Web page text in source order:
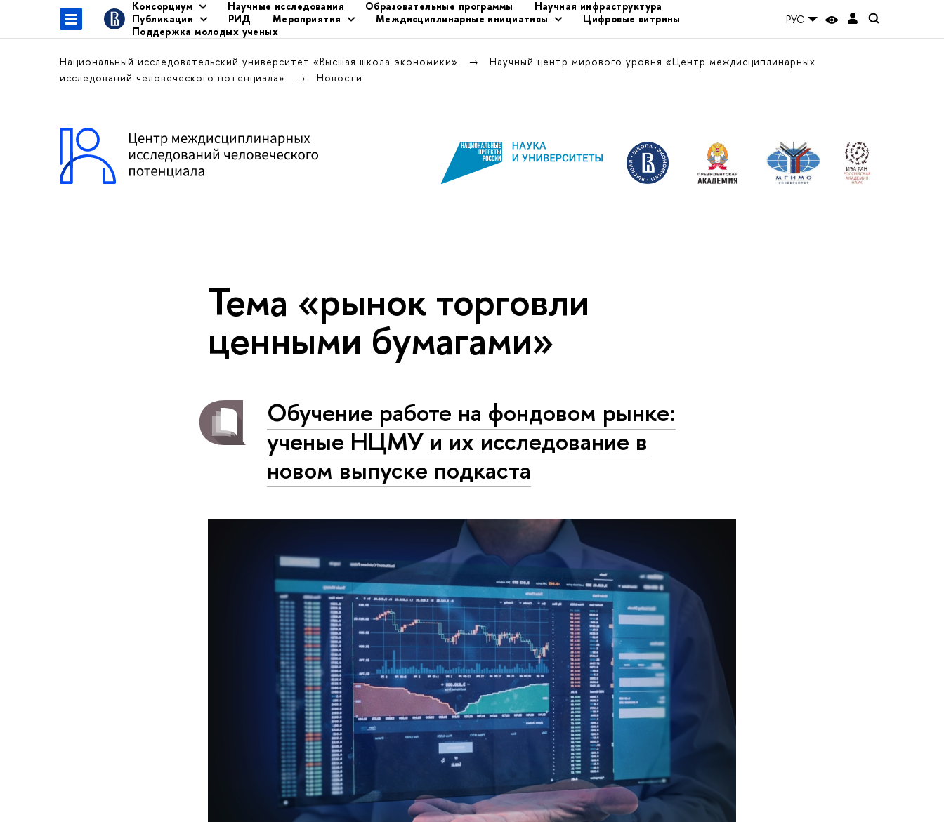
Консорциум Научные исследования Образовательные программы
Научная инфраструктура
Публикации
РИД Мероприятия Междисциплинарные инициативы
Цифровые витрины
Поддержка молодых ученых
РУС
Национальный исследовательский университет «Высшая школа экономики»
Научный центр мирового уровня «Центр междисциплинарных
исследований человеческого потенциала»
Новости
Тема «рынок торговли
ценными бумагами»
Обучение работе на фондовом рынке:
ученые НЦМУ и их исследование в
новом выпуске подкаста